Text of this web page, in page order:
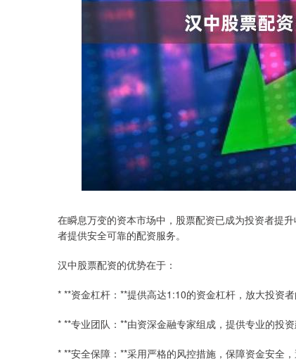
在瞬息万变的资本市场中，股票配资已成为投资者提
者提供安全可靠的配资服务。
汉中股票配资的优势在于：
* **资金杠杆：**提供高达1:10的资金杠杆，放大投资
* **专业团队：**由资深金融专家组成，提供专业的投资
* **安全保障：**采用严格的风控措施，保障资金安全，